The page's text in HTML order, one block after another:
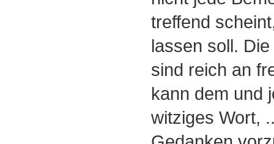
treffend
lassen soll.
sind reich an
kann dem und
witziges Wort,